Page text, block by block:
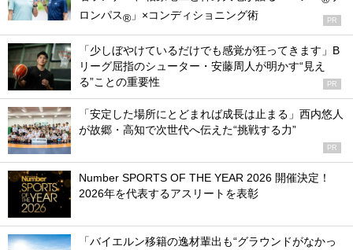
ロンパス® 」×コンディショニング術 PR
「少しぼやけているだけでも感覚が狂ってきます」B
リーグ屈指のシューター・安藤周人が明かす“見え
る”ことの重要性
PR
「安定した場所にとどまれば成長は止まる」西内悠人
が故郷・高知で次世代へ伝えた“挑戦する力”
PR
Number SPORTS OF THE YEAR 2026 開催決定！
2026年を代表するアスリートを表彰
「バイエルン移籍の逸材輩出も“グラウンドがなかっ